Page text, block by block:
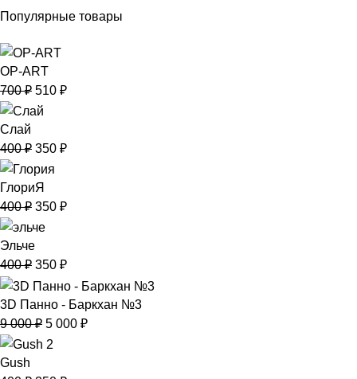
Популярные товары
OP-ART
700₽ 510 ₽
Слай
400₽ 350 ₽
ГлориЯ
400₽ 350 ₽
Эльче
400₽ 350 ₽
3D Панно - Баркхан №3
9 000₽ 5 000 ₽
Gush